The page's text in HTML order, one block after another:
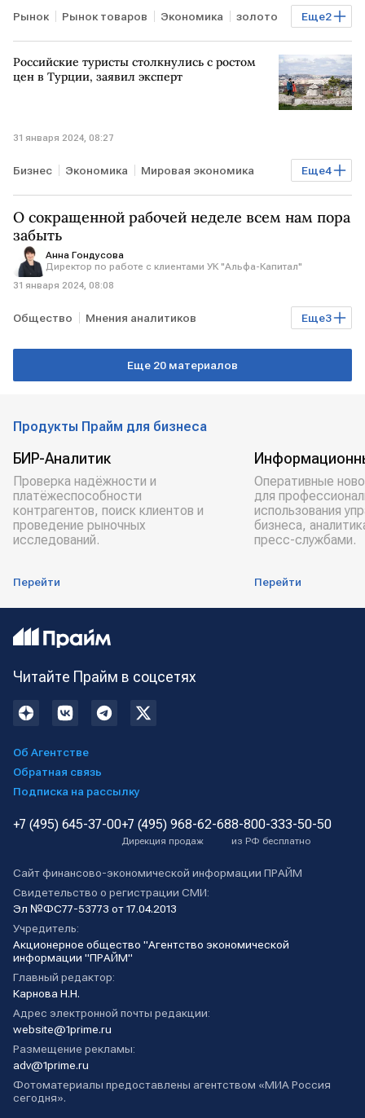
Еще2
Рынок Рынок товаров Экономика золото
РОССИЯ Polymetal
Российские туристы столкнулись с ростом
цен в Турции, заявил эксперт
31 января 2024, 08:27
Еще4
Бизнес Экономика Мировая экономика
Туризм РОССИЯ ТУРЦИЯ инфляция
О сокращенной рабочей неделе всем нам пора
забыть
Анна Гондусова
Директор по работе с клиентами УК "Альфа-Капитал"
31 января 2024, 08:08
Еще3
Общество Мнения аналитиков
рабочая неделя зарплата
РОССИЯ
Еще 20 материалов
Продукты Прайм для бизнеса
БИР-Аналитик
Проверка надёжности и
платёжеспособности
контрагентов, поиск клиентов и
проведение рыночных
исследований.
Перейти
Оперативные
для
использования
бизнеса,
пресс-службами.
Перейти
Читайте Прайм в соцсетях
Об Агентстве
Обратная связь
Подписка на рассылку
+7 (495) 645-37-00+7 (495) 968-62-68
Дирекция продаж
8-800-333-50-50
из РФ бесплатно
Сайт финансово-экономической информации ПРАЙМ
Свидетельство о регистрации СМИ:
Эл №ФС77-53773 от 17.04.2013
Учредитель:
Акционерное общество "Агентство экономической
информации "ПРАЙМ"
Главный редактор:
Карнова Н.Н.
Адрес электронной почты редакции:
website@1prime.ru
Размещение рекламы:
adv@1prime.ru
Фотоматериалы предоставлены агентством «МИА Россия
сегодня».